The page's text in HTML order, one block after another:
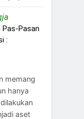
on
Pas-Pasan
:
memang
hanya
aset